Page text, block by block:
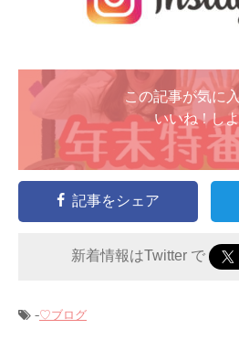
この記事が気に
いいね ! し
記事をシェア
新着情報はTwitter で
-♡ブログ